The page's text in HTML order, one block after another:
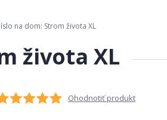
na dom: Strom života XL
života XL
Ohodnotiť produkt